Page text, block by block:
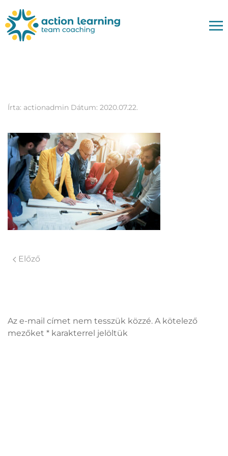
Írta: actionadmin Dátum: 2020.07.22.
Előző
Az e-mail címet nem tesszük közzé. A kötelező
mezőket * karakterrel jelöltük